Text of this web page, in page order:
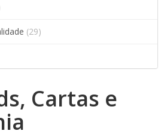
(29)
Cartas e